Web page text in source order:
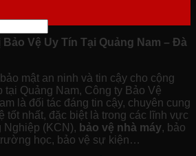
Vệ Uy Tín Tại Quảng Nam – Đà
mật an ninh và tin cậy cho cộng
tại Quảng Nam, Công ty Bảo Vệ
là đối tác đáng tin cậy, chuyên cung
tốt nhất, đặc biệt là trong các lĩnh vực
Nghiệp (KCN), bảo vệ nhà máy, bảo
học, bảo vệ sự kiện…